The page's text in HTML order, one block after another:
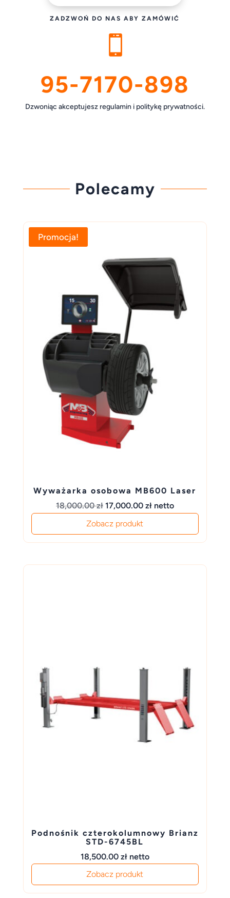
ZADZWOŃ DO NAS ABY ZAMÓWIĆ

95-7170-898
Dzwoniąc akceptujesz regulamin i politykę prywatności.
Polecamy
Promocja!
Wyważarka osobowa MB600 Laser
18,000.00zł Pierwotna
wynosiła:
18,000.00 zł.
17,000.00 złAktualna
wynosi:
17,000.00 zł.
netto
Zobacz produkt
Podnośnik czterokolumnowy Brianz
STD-6745BL
18,500.00 zł netto
Zobacz produkt